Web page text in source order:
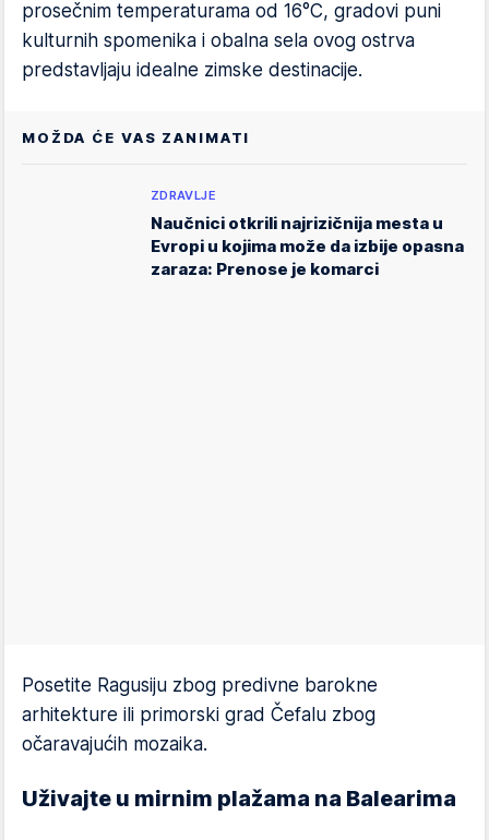
prosečnim temperaturama od 16°C, gradovi puni
kulturnih spomenika i obalna sela ovog ostrva
predstavljaju idealne zimske destinacije.
MOŽDA ĆE VAS ZANIMATI
ZDRAVLJE
Naučnici otkrili najrizičnija mesta u
Evropi u kojima može da izbije opasna
zaraza: Prenose je komarci
Posetite Ragusiju zbog predivne barokne
arhitekture ili primorski grad Čefalu zbog
očaravajućih mozaika.
Uživajte u mirnim plažama na Balearima